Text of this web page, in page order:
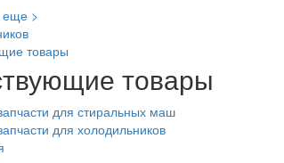
еще >
товары
товары
для стиральных маш
для холодильников